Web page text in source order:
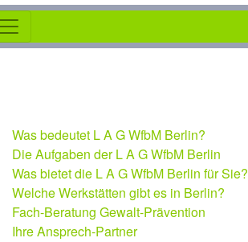
Was bedeutet L A G WfbM Berlin?
Die Aufgaben der L A G WfbM Berlin
Was bietet die L A G WfbM Berlin für Sie?
Welche Werkstätten gibt es in Berlin?
Fach-Beratung Gewalt-Prävention
Ihre Ansprech-Partner